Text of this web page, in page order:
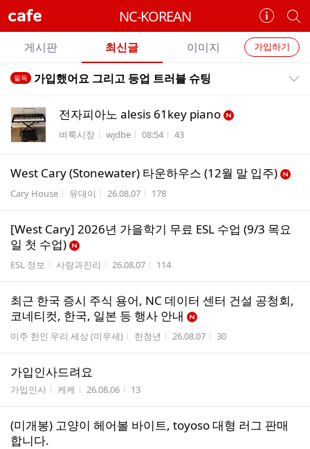
cafe NC-KOREAN
카
페
정
보
개
별
카
페
검
카
페
메
뉴
가입하기
게시판 최신글 이미지
전
글
트
필독 가입했어요 그리고 등업 트러블 슈팅
전자피아노 alesis 61key piano
게시판명
벼룩시장 작성자
wjdbe 작성시간
08:54 조회수
43
West Cary (Stonewater) 타운하우스 (12월 말 입주)
게시판명
Cary House 작성자
유대이 작성시간
26.08.07 조회수
178
[West Cary] 2026년 가을학기 무료 ESL 수업 (9/3 목요
일 첫 수업)
게시판명
ESL 정보 작성자
사랑과진리 작성시간
26.08.07 조회수
114
최근 한국 증시 주식 용어, NC 데이터 센터 건설 공청회,
코네티컷, 한국, 일본 등 행사 안내
게시판명
미주 한인 우리 세상 (미우세) 작성자
한청년 작성시간
26.08.07 조회수
30
가입인사드려요
게시판명
가입인사 작성자
케케 작성시간
26.08.06 조회수
13
(미개봉) 고양이 헤어볼 바이트, toyoso 대형 러그 판매
합니다.